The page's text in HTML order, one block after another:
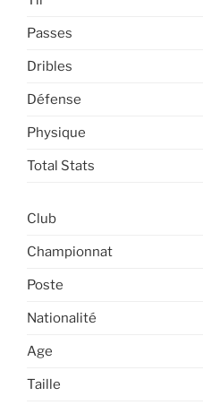
Passes
Dribles
Défense
Physique
Total Stats
Club
Championnat
Poste
Nationalité
Age
Taille